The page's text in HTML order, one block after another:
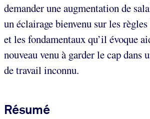
demander une augmentation de
un éclairage bienvenu sur les
et les fondamentaux qu’il évoque
nouveau venu à garder le cap dans
de travail inconnu.
Résumé